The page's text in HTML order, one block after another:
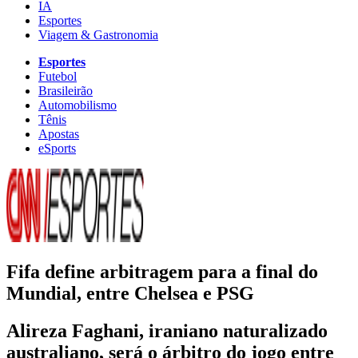
IA
Esportes
Viagem & Gastronomia
Esportes
Futebol
Brasileirão
Automobilismo
Tênis
Apostas
eSports
Fifa define arbitragem para a final do
Mundial, entre Chelsea e PSG
Alireza Faghani, iraniano naturalizado
australiano, será o árbitro do jogo entre